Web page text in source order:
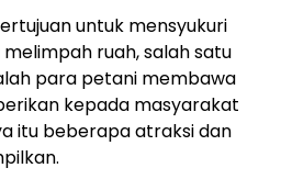
untuk mensyukuri
ruah, salah satu
para petani membawa
kepada masyarakat
itu beberapa atraksi dan